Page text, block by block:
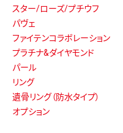
スター/ローズ/プチウフ
パヴェ
ファイテンコラボレーション
プラチナ&ダイヤモンド
パール
リング
遺骨リング（防水タイプ）
オプション